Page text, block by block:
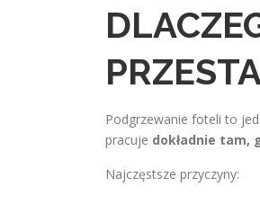
Podgrzewanie foteli to
pracuje dokładnie tam,
Najczęstsze przyczyny: